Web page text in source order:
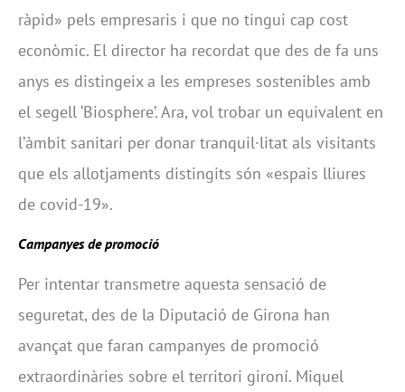
ràpid» pels empresaris i que no tingui cap cost
econòmic. El director ha recordat que des de fa uns
anys es distingeix a les empreses sostenibles amb
el segell ‘Biosphere’. Ara, vol trobar un equivalent en
l’àmbit sanitari per donar tranquil·litat als visitants
que els allotjaments distingits són «espais lliures
de covid-19».
Campanyes de promoció
Per intentar transmetre aquesta sensació de
seguretat, des de la Diputació de Girona han
avançat que faran campanyes de promoció
extraordinàries sobre el territori gironí. Miquel